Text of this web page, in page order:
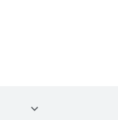
keyboard_arrow_down